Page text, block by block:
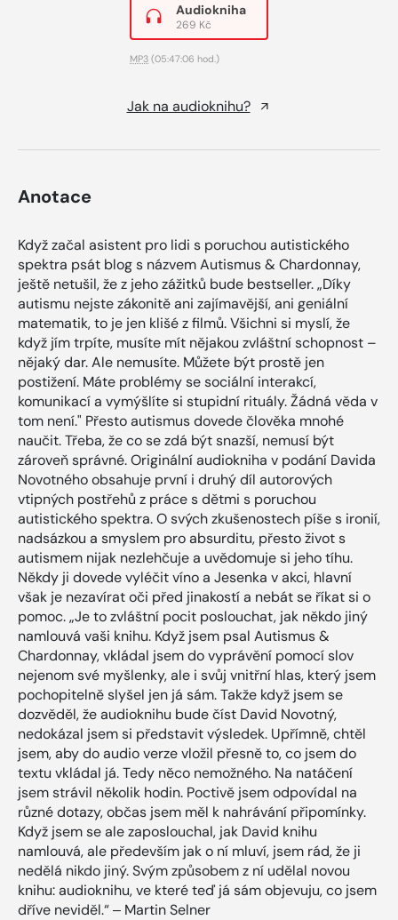
Audiokniha
269 Kč
MP3 (05:47:06 hod.)
Jak na audioknihu?
Anotace
Když začal asistent pro lidi s poruchou autistického
spektra psát blog s názvem Autismus & Chardonnay,
ještě netušil, že z jeho zážitků bude bestseller. „Díky
autismu nejste zákonitě ani zajímavější, ani geniální
matematik, to je jen klišé z filmů. Všichni si myslí, že
když jím trpíte, musíte mít nějakou zvláštní schopnost –
nějaký dar. Ale nemusíte. Můžete být prostě jen
postižení. Máte problémy se sociální interakcí,
komunikací a vymýšlíte si stupidní rituály. Žádná věda v
tom není." Přesto autismus dovede člověka mnohé
naučit. Třeba, že co se zdá být snazší, nemusí být
zároveň správné. Originální audiokniha v podání Davida
Novotného obsahuje první i druhý díl autorových
vtipných postřehů z práce s dětmi s poruchou
autistického spektra. O svých zkušenostech píše s ironií,
nadsázkou a smyslem pro absurditu, přesto život s
autismem nijak nezlehčuje a uvědomuje si jeho tíhu.
Někdy ji dovede vyléčit víno a Jesenka v akci, hlavní
však je nezavírat oči před jinakostí a nebát se říkat si o
pomoc. „Je to zvláštní pocit poslouchat, jak někdo jiný
namlouvá vaši knihu. Když jsem psal Autismus &
Chardonnay, vkládal jsem do vyprávění pomocí slov
nejenom své myšlenky, ale i svůj vnitřní hlas, který jsem
pochopitelně slyšel jen já sám. Takže když jsem se
dozvěděl, že audioknihu bude číst David Novotný,
nedokázal jsem si představit výsledek. Upřímně, chtěl
jsem, aby do audio verze vložil přesně to, co jsem do
textu vkládal já. Tedy něco nemožného. Na natáčení
jsem strávil několik hodin. Poctivě jsem odpovídal na
různé dotazy, občas jsem měl k nahrávání připomínky.
Když jsem se ale zaposlouchal, jak David knihu
namlouvá, ale především jak o ní mluví, jsem rád, že ji
nedělá nikdo jiný. Svým způsobem z ní udělal novou
knihu: audioknihu, ve které teď já sám objevuju, co jsem
dříve neviděl.“ ‒ Martin Selner